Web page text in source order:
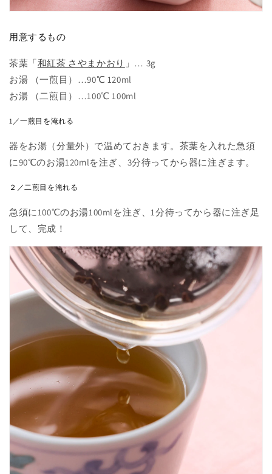
用意するもの
茶葉「和紅茶 さやまかおり 」… 3g
お湯 （一煎目）…90℃ 120ml
お湯 （二煎目）…100℃ 100ml
1／一煎目を淹れる
器をお湯（分量外）で温めておきます。茶葉を入れた急須
に90℃のお湯120mlを注ぎ、3分待ってから器に注ぎます。
２／二煎目を淹れる
急須に100℃のお湯100mlを注ぎ、1分待ってから器に注ぎ足
して、完成！